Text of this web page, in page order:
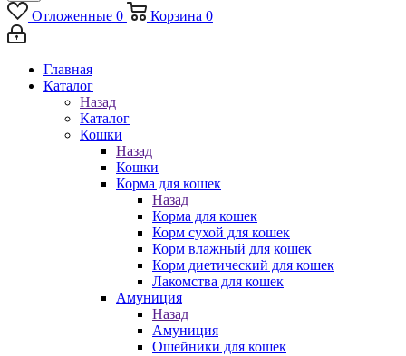
Отложенные 0 Корзина 0
Главная
Каталог
Назад
Каталог
Кошки
Назад
Кошки
Корма для кошек
Назад
Корма для кошек
Корм сухой для кошек
Корм влажный для кошек
Корм диетический для кошек
Лакомства для кошек
Амуниция
Назад
Амуниция
Ошейники для кошек